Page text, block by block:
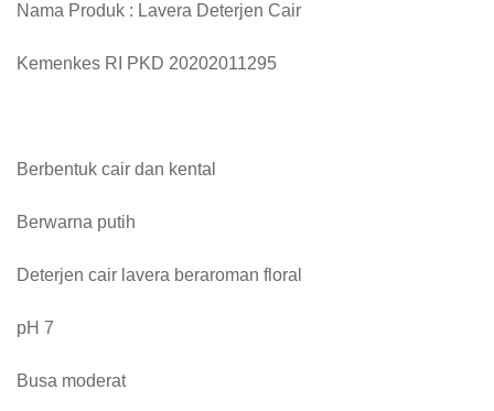
Nama Produk : Lavera Deterjen Cair
Kemenkes RI PKD 20202011295
Berbentuk cair dan kental
Berwarna putih
Deterjen cair lavera beraroman floral
pH 7
Busa moderat